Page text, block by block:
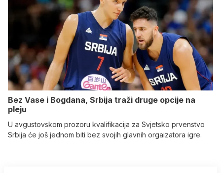
Bez Vase i Bogdana, Srbija traži druge opcije na
pleju
U avgustovskom prozoru kvalifikacija za Svjetsko prvenstvo
Srbija će još jednom biti bez svojih glavnih orgaizatora igre.